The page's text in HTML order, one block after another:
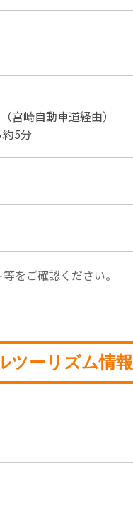
宮崎自動車道経由）
5分
をご確認ください。
ツーリズム情報